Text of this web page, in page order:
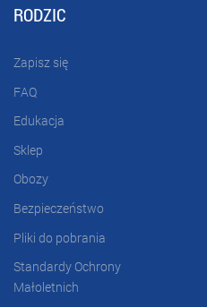
RODZIC
Zapisz się
FAQ
Edukacja
Sklep
Obozy
Bezpieczeństwo
Pliki do pobrania
Standardy Ochrony
Małoletnich